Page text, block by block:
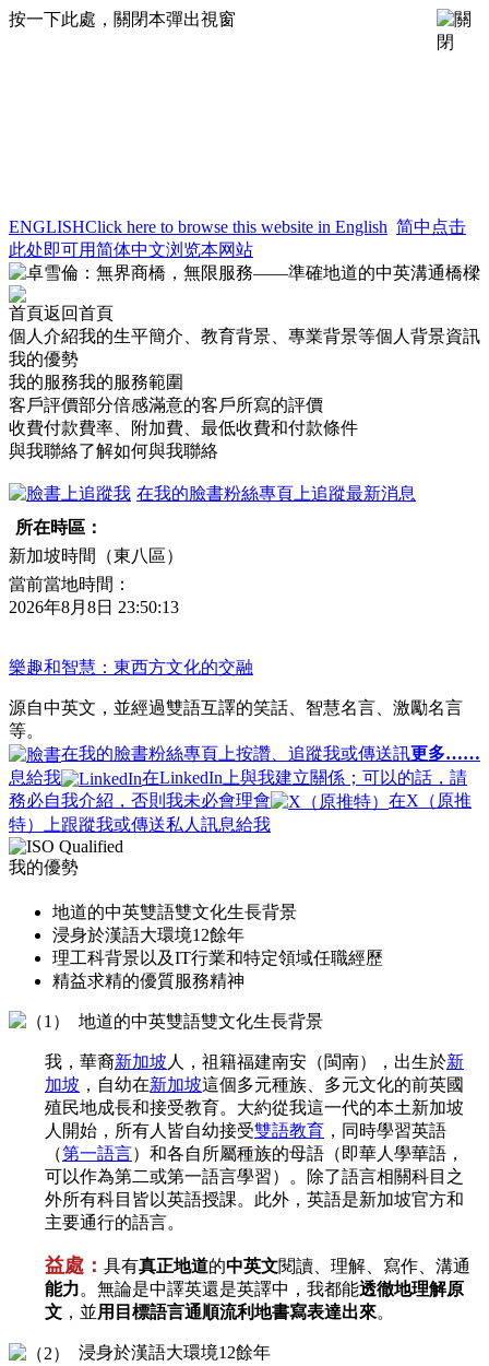
按一下此處，關閉本彈出視窗
ENGLISHClick here to browse this website in English 简中 点击
此处即可用简体中文浏览本网站
首頁返回首頁
個人介紹我的生平簡介、教育背景、專業背景等個人背景資訊
我的優勢
我的服務我的服務範圍
客戶評價部分倍感滿意的客戶所寫的評價
收費付款費率、附加費、最低收費和付款條件
與我聯絡了解如何與我聯絡
在我的臉書粉絲專頁上追蹤最新消息
所在時區：
新加坡時間（東八區）
當前當地時間：
2026年8月8日 23:50:13
樂趣和智慧：東西方文化的交融
源自中英文，並經過雙語互譯的笑話、智慧名言、激勵名言
等。
更多……
在我的臉書粉絲專頁上按讚、追蹤我或傳送訊
息給我
在LinkedIn上與我建立關係；可以的話，請
務必自我介紹，否則我未必會理會
在X（原推
特）上跟蹤我或傳送私人訊息給我
我的優勢
地道的中英雙語雙文化生長背景
浸身於漢語大環境12餘年
理工科背景以及IT行業和特定領域任職經歷
精益求精的優質服務精神
地道的中英雙語雙文化生長背景
我，華裔新加坡人，祖籍福建南安（閩南），出生於新
加坡 ，自幼在新加坡這個多元種族、多元文化的前英國
殖民地成長和接受教育。大約從我這一代的本土新加坡
人開始，所有人皆自幼接受雙語教育 ，同時學習英語
（第一語言）和各自所屬種族的母語（即華人學華語，
可以作為第二或第一語言學習）。除了語言相關科目之
外所有科目皆以英語授課。此外，英語是新加坡官方和
主要通行的語言。
益處： 具有真正地道的中英文閱讀、理解、寫作、溝通
能力。無論是中譯英還是英譯中，我都能透徹地理解原
文 ，並用目標語言通順流利地書寫表達出來。
浸身於漢語大環境12餘年